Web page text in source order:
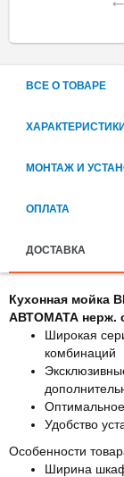
ВСЕ О ТОВАРЕ
МОНТАЖ И
ОПЛАТА
ДОСТАВКА
Кухонная мойка
АВТОМАТА нерж.
Широкая
комбинаций
Удобство
Особенности
Ширина